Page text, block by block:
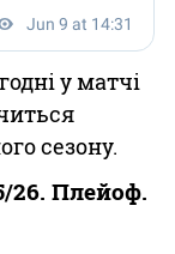
у матчі
сезону.
26. Плейоф.